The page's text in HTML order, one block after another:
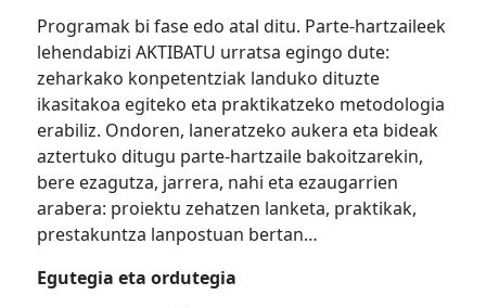
Programak bi fase edo atal ditu. Parte-hartzaileek
lehendabizi AKTIBATU urratsa egingo dute:
zeharkako konpetentziak landuko dituzte
ikasitakoa egiteko eta praktikatzeko metodologia
erabiliz. Ondoren, laneratzeko aukera eta bideak
aztertuko ditugu parte-hartzaile bakoitzarekin,
bere ezagutza, jarrera, nahi eta ezaugarrien
arabera: proiektu zehatzen lanketa, praktikak,
prestakuntza lanpostuan bertan…
Egutegia eta ordutegia